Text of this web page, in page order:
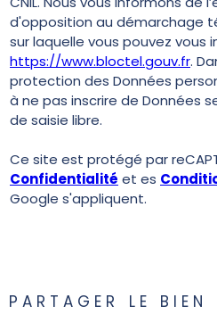
d'opposition au démarchage
sur laquelle vous pouvez vous
https://www.bloctel.gouv.fr.
protection des Données
à ne pas inscrire de Données
de saisie libre.
Ce site est protégé par
Confidentialité et es
Google s'appliquent.
PARTAGER LE BIEN